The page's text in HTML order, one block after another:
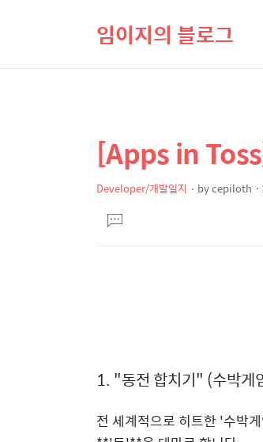
임이지의 블로그
상
세
컨
텐
본
문
제
[Apps in
Developer/개발일지 bycepiloth
문댓
글
1. "동전 합치기" (수박게
전 세계적으로 히트한 '수박